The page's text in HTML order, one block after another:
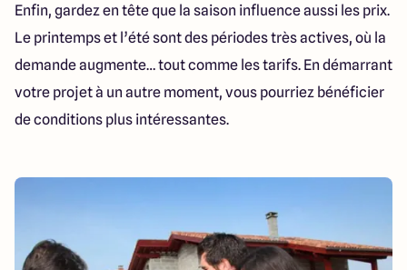
Enfin, gardez en tête que la saison influence aussi les prix.
Le printemps et l’été sont des périodes très actives, où la
demande augmente… tout comme les tarifs. En démarrant
votre projet à un autre moment, vous pourriez bénéficier
de conditions plus intéressantes.